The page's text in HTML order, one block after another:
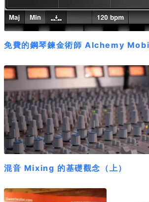
免費的鋼琴鍊金術師 Alchemy
混音 Mixing 的基礎觀念（上）